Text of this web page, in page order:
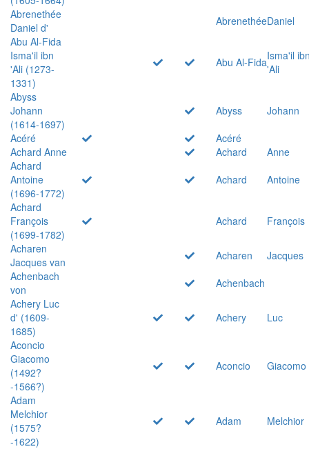
Abrenethée
Daniel d'
AbrenethéeDaniel
Abu Al-Fida
Isma'il ibn
'Ali (1273-
1331)
Abu Al-FidaIsma'il
'Ali
Abyss
Johann
(1614-1697)
Abyss
Johann
Acéré
Acéré
Achard Anne
Achard
Anne
Achard
Antoine
(1696-1772)
Achard
Antoine
Achard
François
(1699-1782)
Achard
François
Acharen
Jacques van
Acharen
Jacques
Achenbach
von
Achenbach
Achery Luc
d' (1609-
1685)
Achery
Luc
Aconcio
Giacomo
(1492?
-1566?)
Aconcio Giacomo
Adam
Melchior
(1575?
-1622)
Adam Melchior